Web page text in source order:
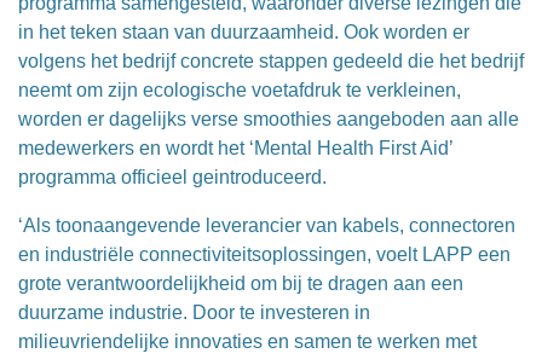
in het teken staan van duurzaamheid. Ook worden er
volgens het bedrijf concrete stappen gedeeld die het bedrijf
neemt om zijn ecologische voetafdruk te verkleinen,
worden er dagelijks verse smoothies aangeboden aan alle
medewerkers en wordt het ‘Mental Health First Aid’
programma officieel geintroduceerd.
‘Als toonaangevende leverancier van kabels, connectoren
en industriële connectiviteitsoplossingen, voelt LAPP een
grote verantwoordelijkheid om bij te dragen aan een
duurzame industrie. Door te investeren in
milieuvriendelijke innovaties en samen te werken met